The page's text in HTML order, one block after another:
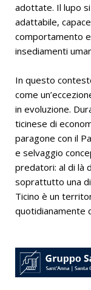
adottate. Il lupo
adattabile,
comportamento
insediamenti
In questo
come
in evoluzione.
ticinese di
paragone con il
e selvaggio
predatori: al di là
soprattutto una
Ticino è un
quotidianamente